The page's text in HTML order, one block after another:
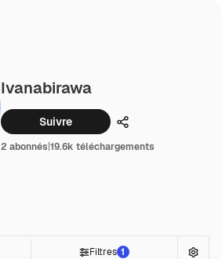
Ivanabirawa
Suivre Partager
2 abonnés|19.6k téléchargements
Filtres 1